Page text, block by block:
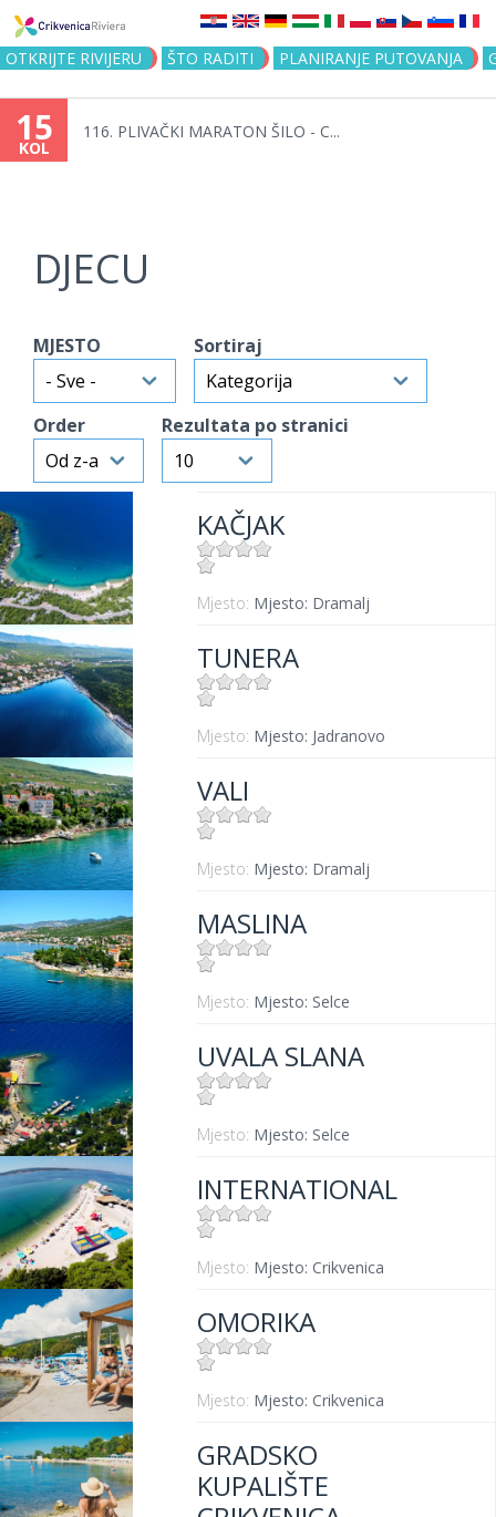
Jump to navigation
OTKRIJTE RIVIJERU ŠTO RADITI PLANIRANJE PUTOVANJA
15
KOL
116. PLIVAČKI MARATON ŠILO - C...
DJECU
MJESTO Sortiraj
Order Rezultata po stranici
KAČJAK
Mjesto: Mjesto: Dramalj
TUNERA
Mjesto: Mjesto: Jadranovo
VALI
Mjesto: Mjesto: Dramalj
MASLINA
Mjesto: Mjesto: Selce
UVALA SLANA
Mjesto: Mjesto: Selce
INTERNATIONAL
Mjesto: Mjesto: Crikvenica
OMORIKA
Mjesto: Mjesto: Crikvenica
GRADSKO
KUPALIŠTE